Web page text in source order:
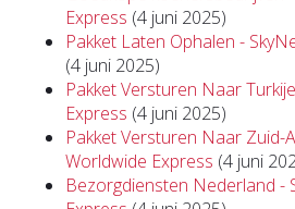
Express (4 juni 2025)
Pakket Laten Ophalen -
(4 juni 2025)
Pakket Versturen Naar
Express (4 juni 2025)
Pakket Versturen Naar Zuid-
Worldwide Express (4 juni
Bezorgdiensten Nederland -